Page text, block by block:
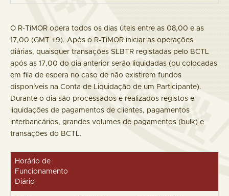
O R-TiMOR opera todos os dias úteis entre as 08,00 e as
17,00 (GMT +9). Após o R-TiMOR iniciar as operações
diárias, quaisquer transações SLBTR registadas pelo BCTL
após as 17,00 do dia anterior serão liquidadas (ou colocadas
em fila de espera no caso de não existirem fundos
disponíveis na Conta de Liquidação de um Participante).
Durante o dia são processados e realizados registos e
liquidações de pagamentos de clientes, pagamentos
interbancários, grandes volumes de pagamentos (bulk) e
transações do BCTL.
Horário de
Funcionamento
Diário